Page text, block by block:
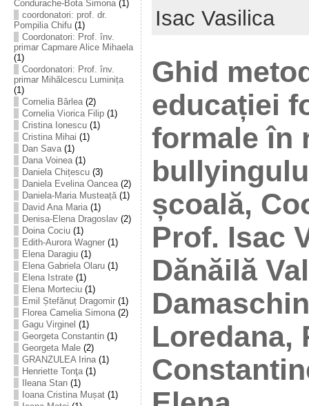
Condurache-Bota Simona(1)
coordonatori: prof. dr.
Pompilia Chifu(1)
Coordonatori: Prof. înv.
primar Capmare Alice Mihaela
(1)
Coordonatori: Prof. înv.
primar Mihălcescu Luminița
(1)
Cornelia Bârlea(2)
Cornelia Viorica Filip(1)
Cristina Ionescu(1)
Cristina Mihai (1)
Dan Sava(1)
Dana Voinea(1)
Daniela Chițescu(3)
Daniela Evelina Oancea(2)
Daniela-Maria Musteață(1)
David Ana Maria(1)
Denisa-Elena Dragoslav(2)
Doina Cociu(1)
Edith-Aurora Wagner(1)
Elena Daragiu(1)
Elena Gabriela Olaru(1)
Elena Istrate(1)
Elena Morteciu(1)
Emil Ștefănuț Dragomir(1)
Florea Camelia Simona(2)
Gagu Virginel (1)
Georgeta Constantin(1)
Georgeta Male(2)
GRANZULEA Irina(1)
Henriette Tonţa(1)
Ileana Stan(1)
Ioana Cristina Mușat(1)
Isac Vasilica
Ghid
educației
formale în
școală,
Prof. Isac
Dănăilă
Loredana,